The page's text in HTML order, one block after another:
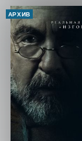
АРХИВ